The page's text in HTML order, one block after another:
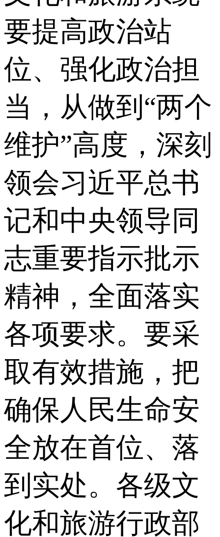
要提高政治站
位、强化政治担
当，从做到“两个
维护”高度，深刻
领会习近平总书
记和中央领导同
志重要指示批示
精神，全面落实
各项要求。要采
取有效措施，把
确保人民生命安
全放在首位、落
到实处。各级文
化和旅游行政部